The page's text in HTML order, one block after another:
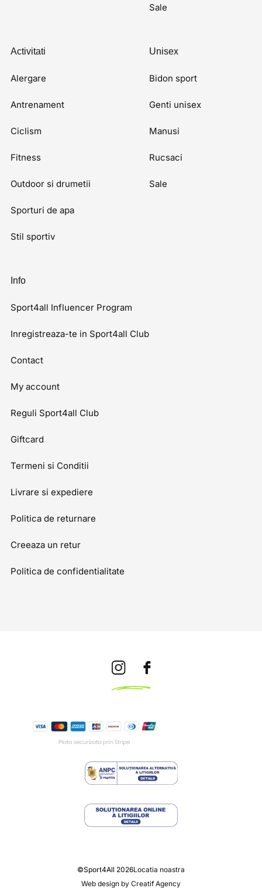
Sale
Activitati
Alergare
Antrenament
Ciclism
Fitness
Outdoor si drumetii
Sporturi de apa
Stil sportiv
Unisex
Bidon sport
Genti unisex
Manusi
Rucsaci
Sale
Info
Sport4all Influencer Program
Inregistreaza-te in Sport4all Club
Contact
My account
Reguli Sport4all Club
Giftcard
Termeni si Conditii
Livrare si expediere
Politica de returnare
Creeaza un retur
Politica de confidentialitate
©Sport4All 2026Locatia noastra
Web design by Creatif Agency